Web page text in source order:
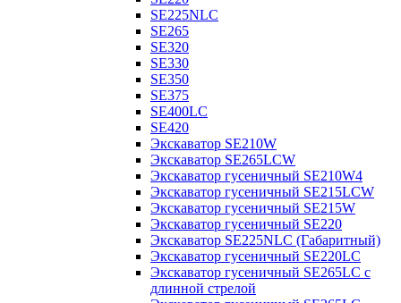
SE225NLC
SE265
SE320
SE330
SE350
SE375
SE400LC
SE420
Экскаватор SE210W
Экскаватор SE265LCW
Экскаватор гусеничный SE210W4
Экскаватор гусеничный SE215LCW
Экскаватор гусеничный SE215W
Экскаватор гусеничный SE220
Экскаватор SE225NLC (Габаритный)
Экскаватор гусеничный SE220LC
Экскаватор гусеничный SE265LC с
длинной стрелой